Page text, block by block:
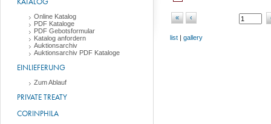
Online Katalog
PDF Kataloge
PDF Gebotsformular
Katalog anfordern
Auktionsarchiv
Auktionsarchiv PDF Kataloge
EINLIEFERUNG
Zum Ablauf
PRIVATE TREATY
CORINPHILA
« ‹
list | gallery